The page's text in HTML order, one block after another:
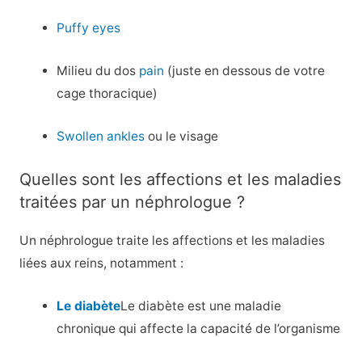
Puffy eyes
Milieu du dos pain (juste en dessous de votre
cage thoracique)
Swollen ankles ou le visage
Quelles sont les affections et les maladies
traitées par un néphrologue ?
Un néphrologue traite les affections et les maladies
liées aux reins, notamment :
Le diabèteLe diabète est une maladie
chronique qui affecte la capacité de l’organisme